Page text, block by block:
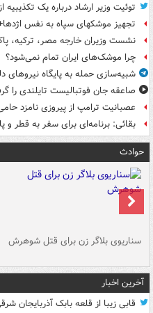
توئیت وزیر ارشاد درباره یک تکذیبیه
تجهیز موشکهای سپاه به نفس
نشست وزیران خارجه مصر، ترکیه،
چرا موشک‌های ایران تمام نمی‌شود؟
شبیه‌سازی حمله به پایگاه نیروهای
صاعقه جان فوتبالیست تایلندی را
عصبانیت ترامپ از پیروزی نامزد
بقائی: برنامه‌ای برای سفر به قطر و
حوادث
سناریوی بلاگر زن برای قتل شوهرش
آخرین اخبار
قابی زیبا از قلعه بابک آذربایجان